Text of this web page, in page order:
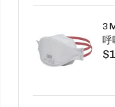
呼